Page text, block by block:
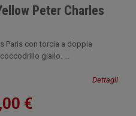
Peter Charles
Paris con torcia a doppia
giallo. ...
Dettagli
€